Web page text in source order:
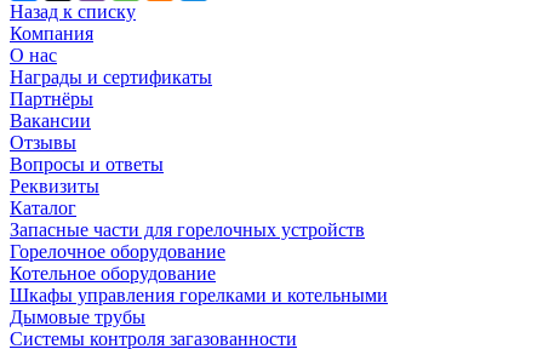
Назад к списку
Компания
О нас
Награды и сертификаты
Партнёры
Вакансии
Отзывы
Вопросы и ответы
Реквизиты
Каталог
Запасные части для горелочных устройств
Горелочное оборудование
Котельное оборудование
Шкафы управления горелками и котельными
Дымовые трубы
Системы контроля загазованности